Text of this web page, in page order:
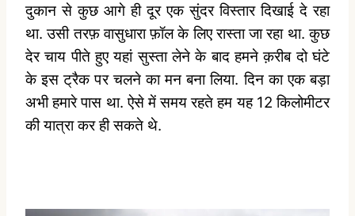
दुकान से कुछ आगे ही दूर एक सुंदर विस्तार दिखाई दे रहा
था. उसी तरफ़ वासुधारा फ़ॉल के लिए रास्ता जा रहा था. कुछ
देर चाय पीते हुए यहां सुस्ता लेने के बाद हमने क़रीब दो घंटे
के इस ट्रैक पर चलने का मन बना लिया. दिन का एक बड़ा
अभी हमारे पास था. ऐसे में समय रहते हम यह 12 किलोमीटर
की यात्रा कर ही सकते थे.